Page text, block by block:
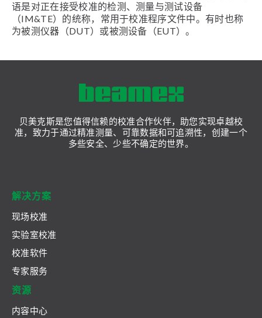
语是对正在接受校准的检测、测量与测试设备
（IM&TE）的统称，常用于校准程序文件中。有时也称
为被测仪器（DUT）或被测设备（EUT）。
贝美克斯是您值得信赖的校准合作伙伴，助您实现卓越校
准，致力于通过精准测量、可靠数据和可追溯性，创建一个
多些安全、少些不确定的世界。
解决方案
现场校准
实验室校准
校准软件
专家服务
资源
内容中心